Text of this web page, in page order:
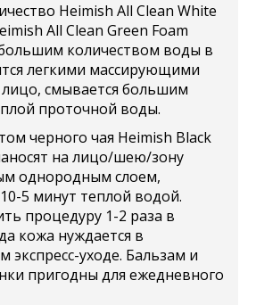
Heimish All Clean White
All Clean Green Foam
количеством воды в
легкими массирующими
смывается большим
проточной воды.
черного чая Heimish Black
на лицо/шею/зону
однородным слоем,
5 минут теплой водой.
процедуру 1-2 раза в
кожа нуждается в
экспресс-уходе. Бальзам и
пригодны для ежедневного